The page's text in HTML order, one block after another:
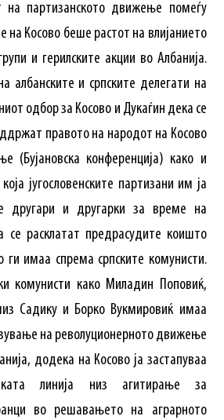
на партизанското движење помеѓу
на Косово беше растот на влијанието
и герилските акции во Албанија.
албанските и српските делегати на
одбор за Косово и Дукаѓин дека се
правото на народот на Косово
(Бујановска конференција) како и
југословенските партизани им ја
другари и другарки за време на
се расклатат предрасудите коишто
ги имаа спрема српските комунисти.
комунисти како Миладин Поповиќ,
Садику и Борко Вукмировиќ имаа
на револуционерното движење
додека на Косово ја застапуваа
линија низ агитирање за
во решавањето на аграрното